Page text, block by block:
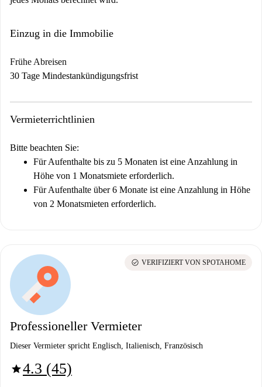
Einzug in die Immobilie
Frühe Abreisen
30 Tage Mindestankündigungsfrist
Vermieterrichtlinien
Bitte beachten Sie:
Für Aufenthalte bis zu 5 Monaten ist eine Anzahlung in
Höhe von 1 Monatsmiete erforderlich.
Für Aufenthalte über 6 Monate ist eine Anzahlung in Höhe
von 2 Monatsmieten erforderlich.
Professioneller Vermieter
Dieser Vermieter spricht Englisch, Italienisch, Französisch
star4.3 (45)
check_circle VERIFIZIERT VON SPOTAHOME